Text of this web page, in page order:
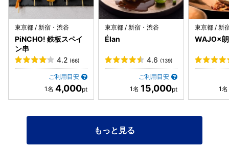
東京都 / 新宿・渋谷
PiNCHO! 鉄板スペイ
ン串
4.2 (66)
ご利用目安
4,000
東京都 / 新宿・渋谷
Élan
4.6 (139)
ご利用目安
15,000
東京都 / 新
WAJO×朗
もっと見る